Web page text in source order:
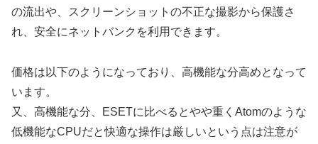
の流出や、スクリーンショットの不正な撮影から保護さ
れ、安全にネットバンクを利用できます。
価格は以下のようになっており、高機能な分高めとなって
います。
又、高機能な分、ESETに比べるとやや重くAtomのような
低機能なCPUだと快適な操作は厳しいという点は注意が